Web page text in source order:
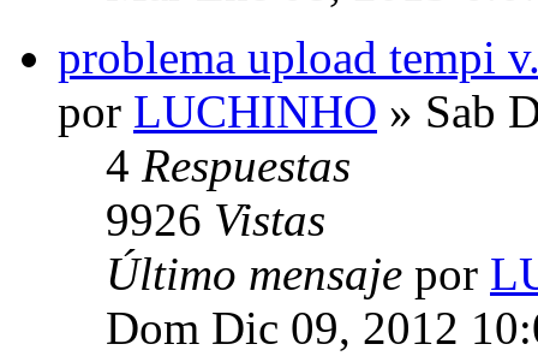
problema upload tempi
por LUCHINHO » Sab
4 Respuestas
9926 Vistas
Último mensaje por
Dom Dic 09, 2012